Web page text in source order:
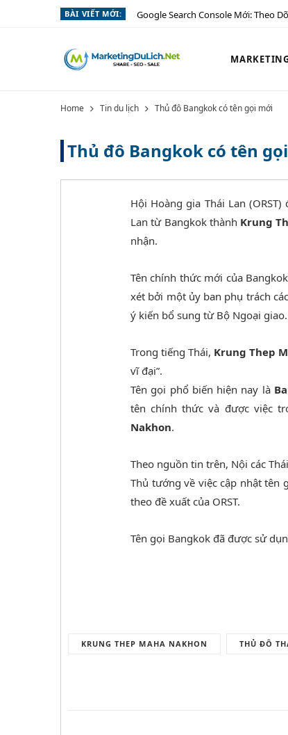
BÀI VIẾT MỚI: Google Search Console Mới: Theo
Home Tin du lịch Thủ đô Bangkok có tên gọi mới
Thủ đô Bangkok có tên
Hội Hoàng gia Thái Lan
Lan từ Bangkok thành Krung
nhận.
Tên chính thức mới của
xét bởi một ủy ban phụ trách
ý kiến bổ sung từ Bộ Ngoại giao.
Trong tiếng Thái, Krung Thep
vĩ đại”.
Tên gọi phổ biến hiện nay là
tên chính thức và được việc
Nakhon.
Theo nguồn tin trên, Nội các
Thủ tướng về việc cập nhật tên
theo đề xuất của ORST.
Tên gọi Bangkok đã được sử
KRUNG THEP MAHA NAKHON THỦ ĐÔ